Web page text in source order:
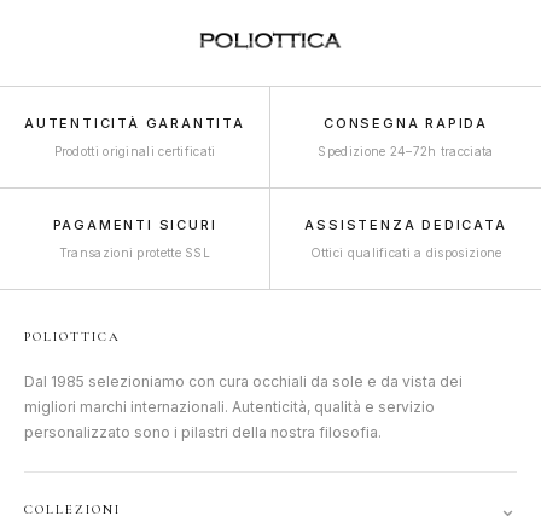
AUTENTICITÀ GARANTITA
Prodotti originali certificati
CONSEGNA RAPIDA
Spedizione 24–72h tracciata
PAGAMENTI SICURI
Transazioni protette SSL
ASSISTENZA DEDICATA
Ottici qualificati a disposizione
POLIOTTICA
Dal 1985 selezioniamo con cura occhiali da sole e da vista dei
migliori marchi internazionali. Autenticità, qualità e servizio
personalizzato sono i pilastri della nostra filosofia.
COLLEZIONI ⌄